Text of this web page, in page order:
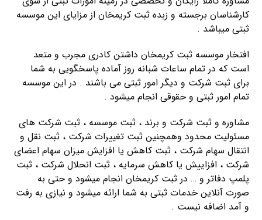
کارشناسان برجسته و زبده ثبت کریمخان از مزایای این موسسه
ثبتی میباشد .
افتخار موسسه ثبت کریمخان داشتن کادری مجرب و متعد
است که در تمام ساعات شبانه روز آماده پاسخگویی به شما
برای ثبت شرکت و دیگر امور ثبتی می باشند . در این موسسه
تمام امور ثبتی و حقوقی انجام میشود .
مشاوره و ثبت شرکت و برند ، ثبت موسسه ، ثبت شرکت های
مسئولیت محدود وهمچنین ثبت تغییرات شرکت ، ثبت نقل و
انتقال سهام شرکت ، ثبت کاهش یا افزایش میزان سهام اعضای
شرکت ، افزاییش یا کاهش سرمایه ، ثبت انحلال شرکت ، ثبت
پلمپ دفاتر و … در ثبت کریمخان انجام میشود و حتی به
صورت آنلاین خدمات ثبتی به شما ارائه میشود و نیازی به رفت
و آمد اضافه نیست .